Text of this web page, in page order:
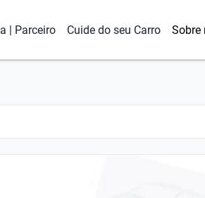
| Parceiro Cuide do seu Carro Sobre